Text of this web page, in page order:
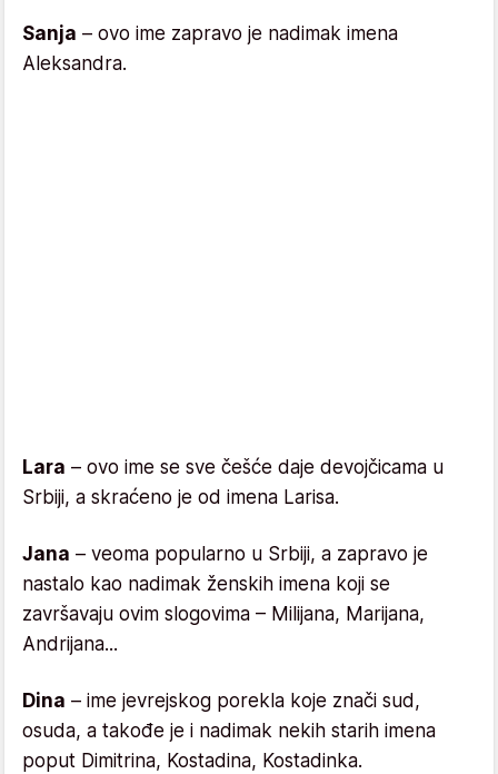
Sanja – ovo ime zapravo je nadimak imena
Aleksandra.
Lara – ovo ime se sve češće daje devojčicama u
Srbiji, a skraćeno je od imena Larisa.
Jana – veoma popularno u Srbiji, a zapravo je
nastalo kao nadimak ženskih imena koji se
završavaju ovim slogovima – Milijana, Marijana,
Andrijana...
Dina – ime jevrejskog porekla koje znači sud,
osuda, a takođe je i nadimak nekih starih imena
poput Dimitrina, Kostadina, Kostadinka.